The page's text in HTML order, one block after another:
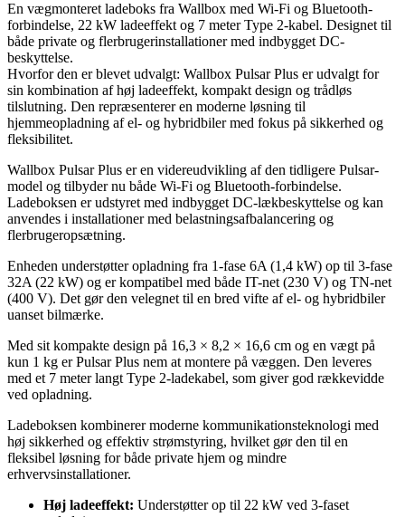
En vægmonteret ladeboks fra Wallbox med Wi-Fi og Bluetooth-
forbindelse, 22 kW ladeeffekt og 7 meter Type 2-kabel. Designet til
både private og flerbrugerinstallationer med indbygget DC-
beskyttelse.
Hvorfor den er blevet udvalgt: Wallbox Pulsar Plus er udvalgt for
sin kombination af høj ladeeffekt, kompakt design og trådløs
tilslutning. Den repræsenterer en moderne løsning til
hjemmeopladning af el- og hybridbiler med fokus på sikkerhed og
fleksibilitet.
Wallbox Pulsar Plus er en videreudvikling af den tidligere Pulsar-
model og tilbyder nu både Wi-Fi og Bluetooth-forbindelse.
Ladeboksen er udstyret med indbygget DC-lækbeskyttelse og kan
anvendes i installationer med belastningsafbalancering og
flerbrugeropsætning.
Enheden understøtter opladning fra 1-fase 6A (1,4 kW) op til 3-fase
32A (22 kW) og er kompatibel med både IT-net (230 V) og TN-net
(400 V). Det gør den velegnet til en bred vifte af el- og hybridbiler
uanset bilmærke.
Med sit kompakte design på 16,3 × 8,2 × 16,6 cm og en vægt på
kun 1 kg er Pulsar Plus nem at montere på væggen. Den leveres
med et 7 meter langt Type 2-ladekabel, som giver god rækkevidde
ved opladning.
Ladeboksen kombinerer moderne kommunikationsteknologi med
høj sikkerhed og effektiv strømstyring, hvilket gør den til en
fleksibel løsning for både private hjem og mindre
erhvervsinstallationer.
Høj ladeeffekt: Understøtter op til 22 kW ved 3-faset